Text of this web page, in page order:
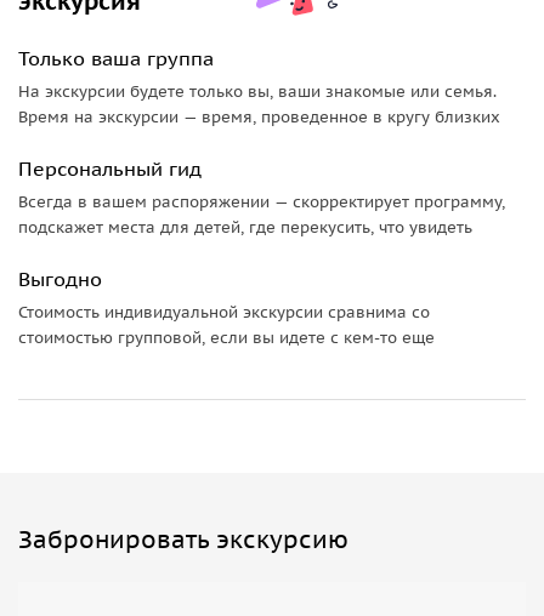
сможете беспрепятственно увидеть ближние пещеры,
протянувшиеся на 15 метров. Здесь покоятся
преподобные Лазарь, Ион и его жена Васса. Дальние
множества древних усыпальниц и гробниц
новомученников. Микроклимат здесь
очень чувствительный, поэтому увидеть их можно только
везению.
Важно знать:
соответствующей одежде заранее.
Только ваша группа
На экскурсии будете только вы, ваши знакомые или семья.
Время на экскурсии — время, проведенное в кругу близких
Персональный гид
Всегда в вашем распоряжении — скорректирует программу,
подскажет места для детей, где перекусить, что увидеть
Выгодно
Стоимость индивидуальной экскурсии сравнима со
стоимостью групповой, если вы идете с кем-то еще
Забронировать экскурсию